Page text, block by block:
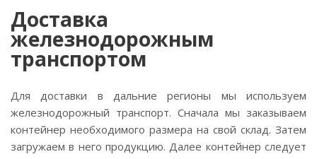
Доставка
железнодорожным
транспортом
Для доставки в дальние регионы мы используем
железнодорожный транспорт. Сначала мы заказываем
контейнер необходимого размера на свой склад. Затем
загружаем в него продукцию. Далее контейнер следует